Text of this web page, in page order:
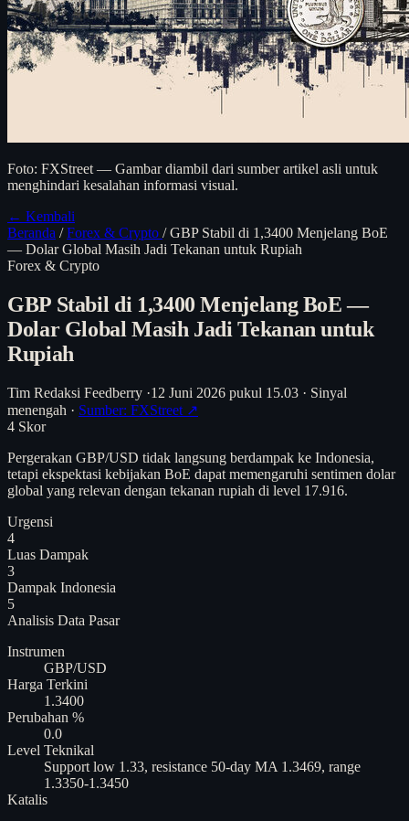
Foto: FXStreet — Gambar diambil dari sumber artikel asli untuk
menghindari kesalahan informasi visual.
← Kembali
Beranda / Forex & Crypto / GBP Stabil di 1,3400 Menjelang BoE
— Dolar Global Masih Jadi Tekanan untuk Rupiah
Forex & Crypto
GBP Stabil di 1,3400 Menjelang BoE —
Dolar Global Masih Jadi Tekanan untuk
Rupiah
Tim Redaksi Feedberry ·12 Juni 2026 pukul 15.03 · Sinyal
menengah · Sumber: FXStreet ↗
4 Skor
Pergerakan GBP/USD tidak langsung berdampak ke Indonesia,
tetapi ekspektasi kebijakan BoE dapat memengaruhi sentimen dolar
global yang relevan dengan tekanan rupiah di level 17.916.
Urgensi
4
Luas Dampak
3
Dampak Indonesia
5
Analisis Data Pasar
Instrumen
GBP/USD
Harga Terkini
1.3400
Perubahan %
0.0
Level Teknikal
Support low 1.33, resistance 50-day MA 1.3469, range
1.3350-1.3450
Katalis